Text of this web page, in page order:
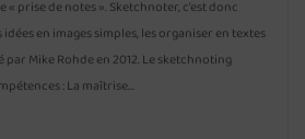
prise de notes ». Sketchnoter, c’est donc
en images simples, les organiser en textes
Mike Rohde en 2012. Le sketchnoting
: La maîtrise…